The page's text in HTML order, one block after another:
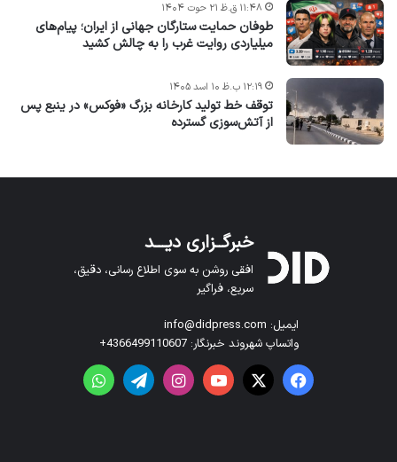
طوفان حمایت ستارگان جهانی از ایران؛ پیام‌های
میلیاردی روایت غرب را به چالش کشید
۱۱:۴۸ ق.ظ ۲۱ حوت ۱۴۰۴
توقف خط تولید کارخانه بزرگ «فوکس» در ینبع پس
از آتش‌سوزی گسترده
۱۲:۱۹ ب.ظ ۱۰ اسد ۱۴۰۵
خبرگــزاری دیـــد
افقی روشن به سوی اطلاع رسانی، دقیق،
سریع، فراگیر
ایمیل: info@didpress.com
واتساپ شهروند خبرنگار: 4366499110607+
فیس بوک X یوتیوباینستاگرامتلگرامواتس آپ